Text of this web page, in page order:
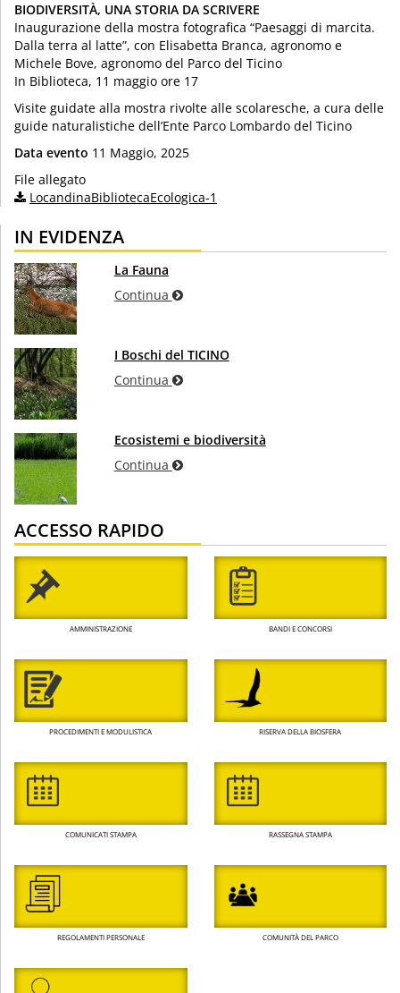
BIODIVERSITÀ, UNA STORIA DA SCRIVERE
Inaugurazione della mostra fotografica “Paesaggi di marcita.
Dalla terra al latte”, con Elisabetta Branca, agronomo e
Michele Bove, agronomo del Parco del Ticino
In Biblioteca, 11 maggio ore 17
Visite guidate alla mostra rivolte alle scolaresche, a cura delle
guide naturalistiche dell’Ente Parco Lombardo del Ticino
Data evento 11 Maggio, 2025
File allegato
LocandinaBibliotecaEcologica-1
IN EVIDENZA
La Fauna
Continua
I Boschi del TICINO
Continua
Ecosistemi e biodiversità
Continua
ACCESSO RAPIDO
AMMINISTRAZIONE BANDI E CONCORSI
PROCEDIMENTI E MODULISTICA RISERVA DELLA BIOSFERA
COMUNICATI STAMPA RASSEGNA STAMPA
REGOLAMENTI PERSONALE COMUNITÀ DEL PARCO